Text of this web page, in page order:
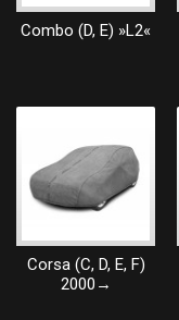
Combo (D, E) »L2«
Corsa (C, D, E, F)
2000→